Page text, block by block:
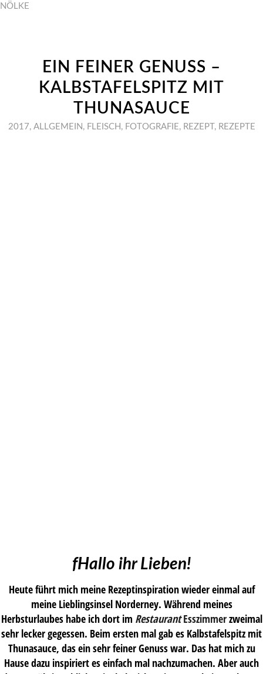
NÖLKE
EIN FEINER GENUSS –
KALBSTAFELSPITZ MIT
THUNASAUCE
2017, ALLGEMEIN , FLEISCH , FOTOGRAFIE, REZEPT , REZEPTE
fHallo ihr Lieben!
Heute führt mich meine Rezeptinspiration wieder einmal auf
meine Lieblingsinsel Norderney. Während meines
Herbsturlaubes habe ich dort im RestaurantEsszimmerzweimal
sehr lecker gegessen. Beim ersten mal gab es Kalbstafelspitz mit
Thunasauce, das ein sehr feiner Genuss war. Das hat mich zu
Hause dazu inspiriert es einfach mal nachzumachen. Aber auch